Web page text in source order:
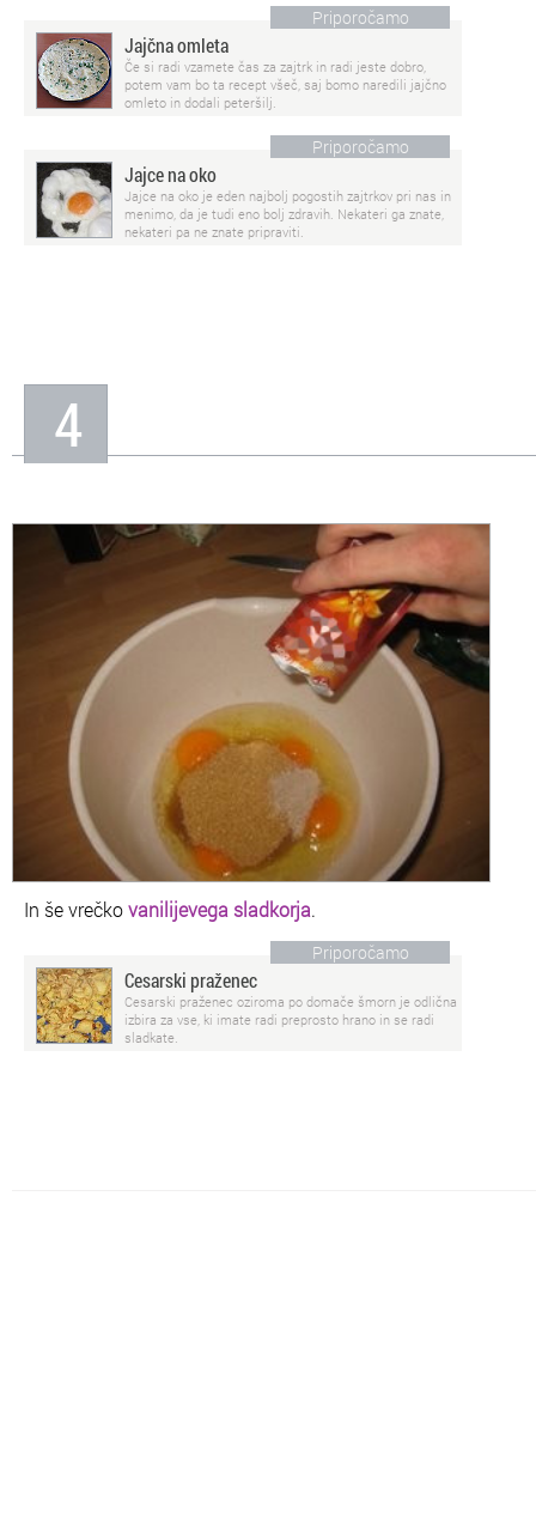
Priporočamo
Jajčna omleta
Če si radi vzamete čas za zajtrk in radi jeste dobro,
potem vam bo ta recept všeč, saj bomo naredili jajčno
omleto in dodali peteršilj.
Priporočamo
Jajce na oko
Jajce na oko je eden najbolj pogostih zajtrkov pri nas in
menimo, da je tudi eno bolj zdravih. Nekateri ga znate,
nekateri pa ne znate pripraviti.
4
In še vrečkovanilijevega sladkorja.
Priporočamo
Cesarski praženec
Cesarski praženec oziroma po domače šmorn je odlična
izbira za vse, ki imate radi preprosto hrano in se radi
sladkate.